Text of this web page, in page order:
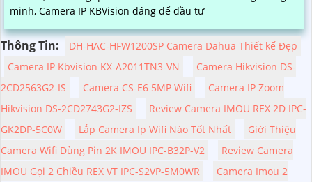
minh, Camera IP KBVision đáng để đầu tư
Thông Tin:
DH-HAC-HFW1200SP Camera Dahua Thiết kế Đẹp
Camera IP Kbvision KX-A2011TN3-VN
Camera Hikvision DS-
2CD2563G2-IS
Camera CS-E6 5MP Wifi
Camera IP Zoom
Hikvision DS-2CD2743G2-IZS
Review Camera IMOU REX 2D IPC-
GK2DP-5C0W
Lắp Camera Ip Wifi Nào Tốt Nhất
Giới Thiệu
Camera Wifi Dùng Pin 2K IMOU IPC-B32P-V2
Review Camera
IMOU Gọi 2 Chiều REX VT IPC-S2VP-5M0WR
Camera Imou 2